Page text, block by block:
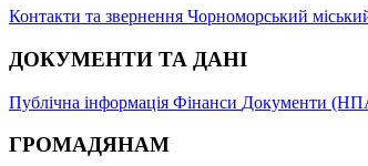
Контакти та звернення Чорноморський
ДОКУМЕНТИ ТА ДАНІ
Публічна інформація Фінанси Документи
ГРОМАДЯНАМ